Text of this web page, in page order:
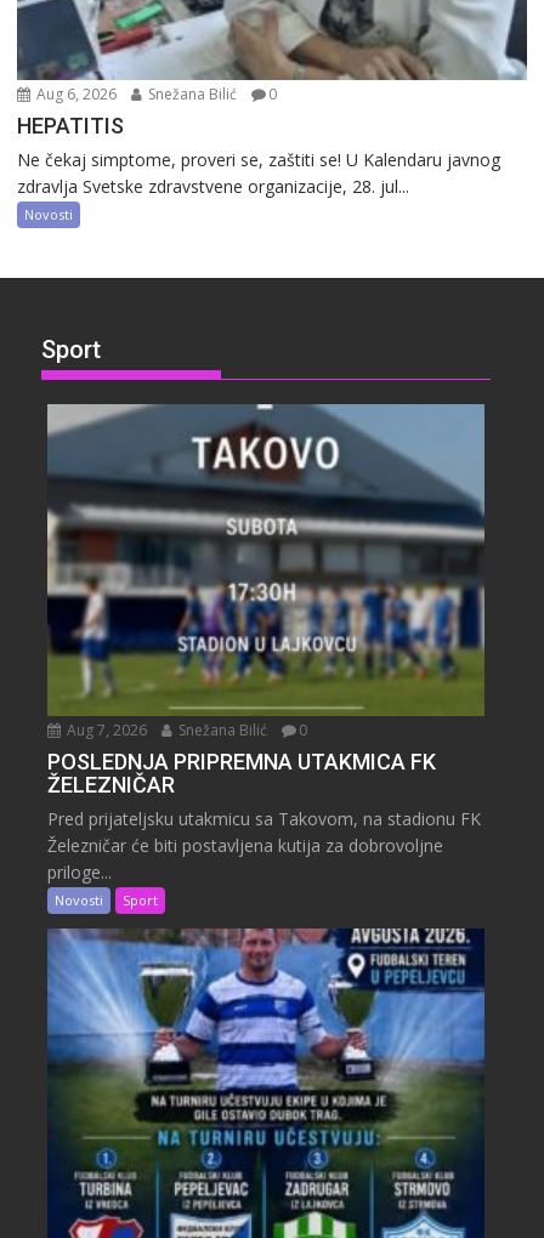
Aug 6, 2026 Snežana Bilić 0
HEPATITIS
Ne čekaj simptome, proveri se, zaštiti se! U Kalendaru javnog
zdravlja Svetske zdravstvene organizacije, 28. jul...
Novosti
Sport
Aug 7, 2026 Snežana Bilić 0
POSLEDNJA PRIPREMNA UTAKMICA FK
ŽELEZNIČAR
Pred prijateljsku utakmicu sa Takovom, na stadionu FK
Železničar će biti postavljena kutija za dobrovoljne
priloge...
Novosti Sport